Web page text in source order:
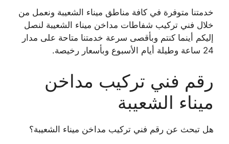
خدمتنا متوفرة في كافة مناطق ميناء الشعيبة ونعمل من
خلال فني تركيب شفاطات مداخن ميناء الشعيبة لنصل
إليكم أينما كنتم وبأقصى سرعة خدمتنا متاحة على مدار
24 ساعة وطيلة أيام الأسبوع وبأسعار رخيصة.
رقم فني تركيب مداخن
ميناء الشعيبة
هل تبحث عن رقم فني تركيب مداخن ميناء الشعيبة؟